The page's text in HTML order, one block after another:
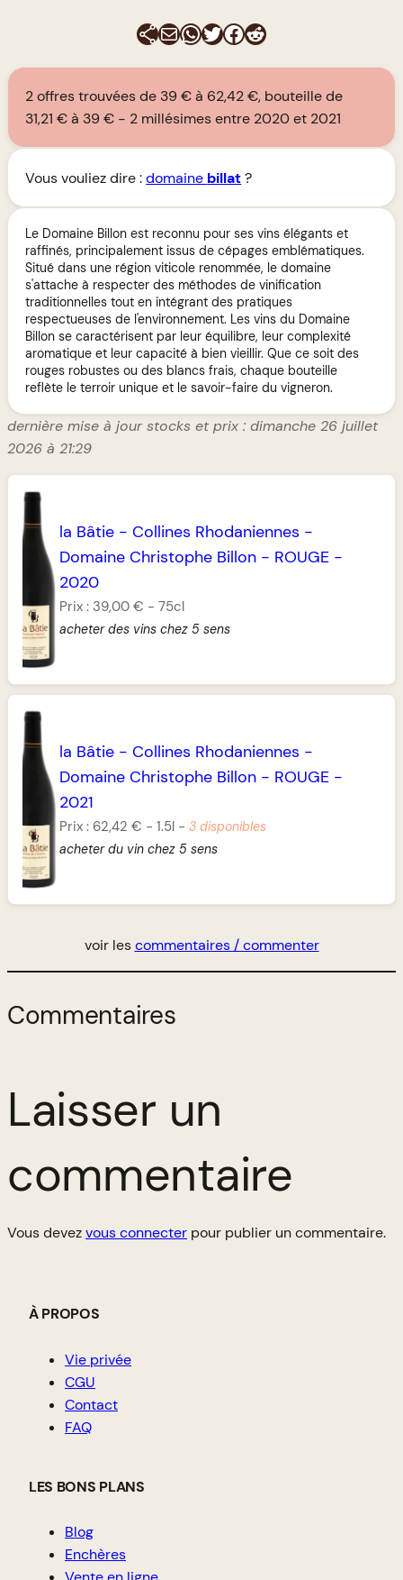
E-mailWhatsApp
Twitter
Facebook
Reddit
2 offres trouvées de 39 € à 62,42 €, bouteille de
31,21 € à 39 €
2 millésimes entre 2020 et 2021
Vous vouliez dire :domaine billat?
Le Domaine Billon est reconnu pour ses vins élégants et
raffinés, principalement issus de cépages emblématiques.
Situé dans une région viticole renommée, le domaine
s'attache à respecter des méthodes de vinification
traditionnelles tout en intégrant des pratiques
respectueuses de l'environnement. Les vins du Domaine
Billon se caractérisent par leur équilibre, leur complexité
aromatique et leur capacité à bien vieillir. Que ce soit des
rouges robustes ou des blancs frais, chaque bouteille
reflète le terroir unique et le savoir-faire du vigneron.
dernière mise à jour stocks et prix : dimanche 26 juillet
2026 à 21:29
la Bâtie - Collines Rhodaniennes -
Domaine Christophe Billon - ROUGE -
2020
Prix : 39,00 € -75cl
acheter des vins chez 5 sens
la Bâtie - Collines Rhodaniennes -
Domaine Christophe Billon - ROUGE -
2021
Prix : 62,42 € -1.5l -3 disponibles
acheter du vin chez 5 sens
voir lescommentaires / commenter
Commentaires
Laisser un
commentaire
Vous devezvous connecter pour publier un commentaire.
À PROPOS
Vie privée
CGU
Contact
FAQ
LES BONS PLANS
Blog
Enchères